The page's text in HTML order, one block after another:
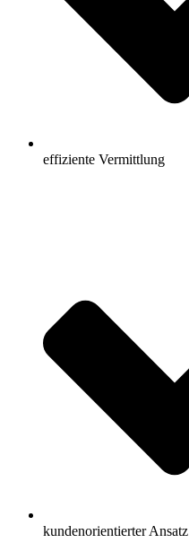
effiziente Vermittlung
kundenorientierter Ansatz